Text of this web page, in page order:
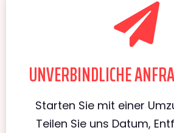
UNVERBINDLICHE
Starten Sie mit einer
Teilen Sie uns Datum,